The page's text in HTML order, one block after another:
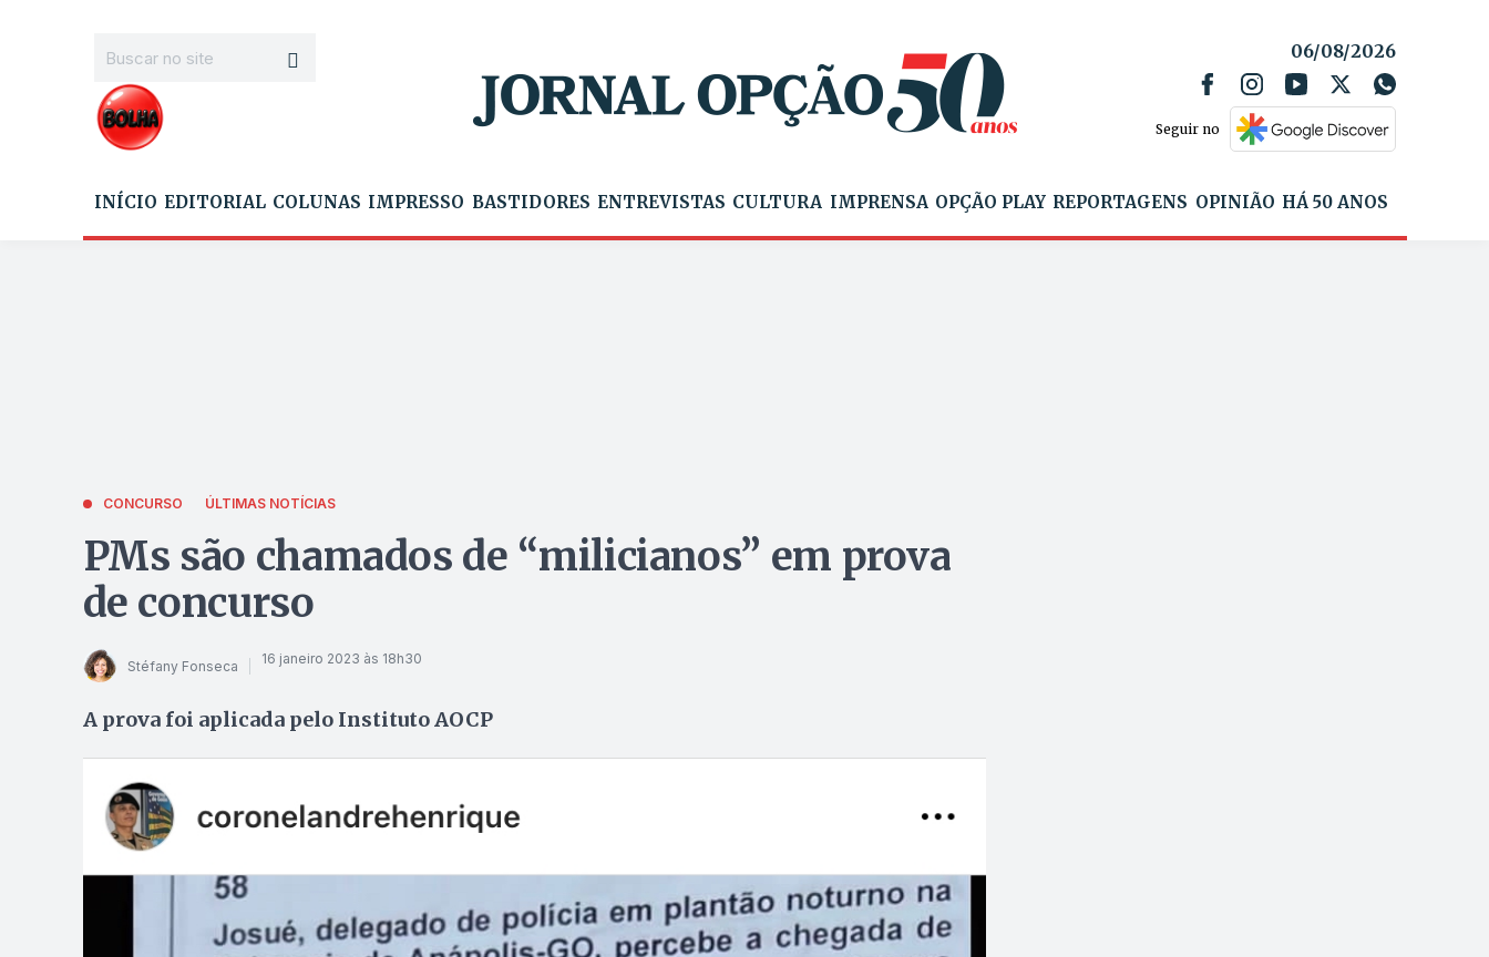
06/08/2026
Seguir no
INÍCIO EDITORIAL COLUNAS IMPRESSO BASTIDORES ENTREVISTAS CULTURA IMPRENSA OPÇÃO PLAY REPORTAGENS OPINIÃO HÁ 50 ANOS
CONCURSO ÚLTIMAS NOTÍCIAS
PMs são chamados de “milicianos” em prova
de concurso
Stéfany Fonseca 16 janeiro 2023 às 18h30
A prova foi aplicada pelo Instituto AOCP